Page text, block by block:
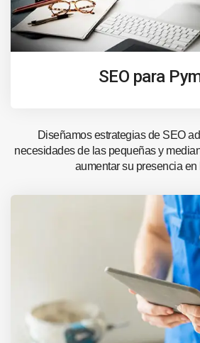
SEO para
Diseñamos estrategias de SEO
necesidades de las pequeñas y
aumentar su presencia en